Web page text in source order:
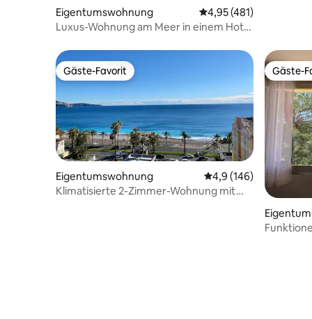
Eigentumswohnung Durchschnittliche
4,95 (481)
Luxus-Wohnung am Meer in einem Hotel
Gäste-Favorit
Gäste-Favorit
Eigentumswohnung Durchschnittliche
4,9 (146)
Klimatisierte 2-Zimmer-Wohnung mit
Gäste-
Gäste-